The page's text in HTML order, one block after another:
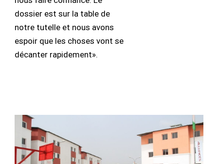
dossier est sur la table de
notre tutelle et nous avons
espoir que les choses vont se
décanter rapidement».